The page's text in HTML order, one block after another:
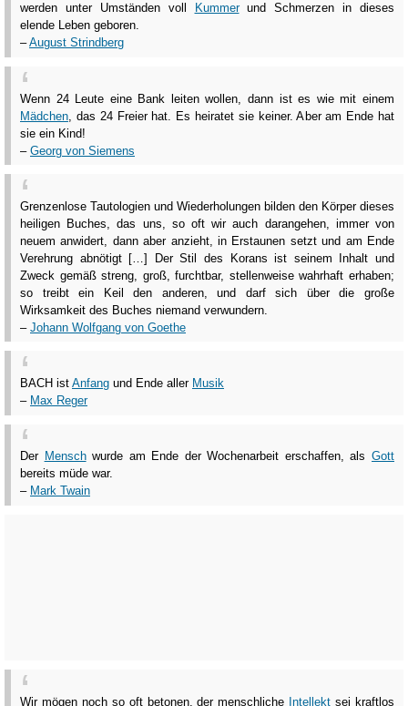
werden unter Umständen voll
Kummerund Schmerzen in dieses
elende Leben geboren.
–August Strindberg
Wenn 24 Leute eine Bank leiten wollen, dann ist es wie mit einem
Mädchen , das 24 Freier hat. Es heiratet sie keiner. Aber am Ende hat
sie ein Kind!
– Georg von Siemens
Grenzenlose Tautologien und Wiederholungen bilden den Körper dieses
heiligen Buches, das uns, so oft wir auch darangehen, immer von
neuem anwidert, dann aber anzieht, in Erstaunen setzt und am Ende
Verehrung abnötigt […] Der Stil des Korans ist seinem Inhalt und
Zweck gemäß streng, groß, furchtbar, stellenweise wahrhaft erhaben;
so treibt ein Keil den anderen, und darf sich über die große
Wirksamkeit des Buches niemand verwundern.
– Johann Wolfgang von Goethe
BACH ist Anfang und Ende aller Musik
– Max Reger
Der Menschwurde am Ende der Wochenarbeit erschaffen, alsGott
bereits müde war.
– Mark Twain
Wir mögen noch so oft betonen, der menschliche Intellekt sei kraftlos